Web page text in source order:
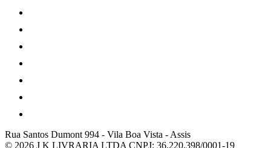
Rua Santos Dumont 994 - Vila Boa Vista - Assis
© 2026 J K LIVRARIA LTDA CNPJ: 36.220.398/0001-19